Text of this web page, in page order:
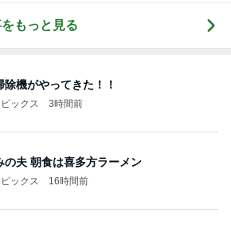
もっと見る
除機がやってきた！！
ックス 3時間前
の夫 朝食は喜多方ラーメン
ックス 16時間前